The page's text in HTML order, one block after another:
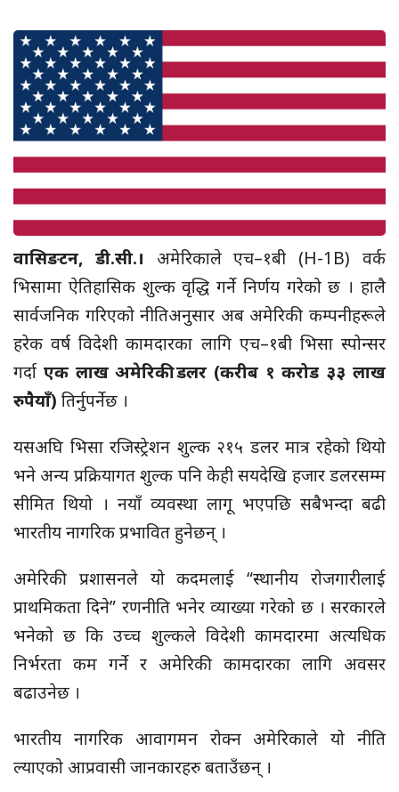
वासिङटन, डी.सी.। अमेरिकाले एच–१बी (H-1B) वर्क
भिसामा ऐतिहासिक शुल्क वृद्धि गर्ने निर्णय गरेको छ । हालै
सार्वजनिक गरिएको नीतिअनुसार अब अमेरिकी कम्पनीहरूले
हरेक वर्ष विदेशी कामदारका लागि एच–१बी भिसा स्पोन्सर
गर्दा एक लाख अमेरिकी डलर (करीब १ करोड ३३ लाख
रुपैयाँ) तिर्नुपर्नेछ ।
यसअघि भिसा रजिस्ट्रेशन शुल्क २१५ डलर मात्र रहेको थियो
भने अन्य प्रक्रियागत शुल्क पनि केही सयदेखि हजार डलरसम्म
सीमित थियो । नयाँ व्यवस्था लागू भएपछि सबैभन्दा बढी
भारतीय नागरिक प्रभावित हुनेछन् ।
अमेरिकी प्रशासनले यो कदमलाई “स्थानीय रोजगारीलाई
प्राथमिकता दिने” रणनीति भनेर व्याख्या गरेको छ । सरकारले
भनेको छ कि उच्च शुल्कले विदेशी कामदारमा अत्यधिक
निर्भरता कम गर्ने र अमेरिकी कामदारका लागि अवसर
बढाउनेछ ।
भारतीय नागरिक आवागमन रोक्न अमेरिकाले यो नीति
ल्याएको आप्रवासी जानकारहरु बताउँछन् ।